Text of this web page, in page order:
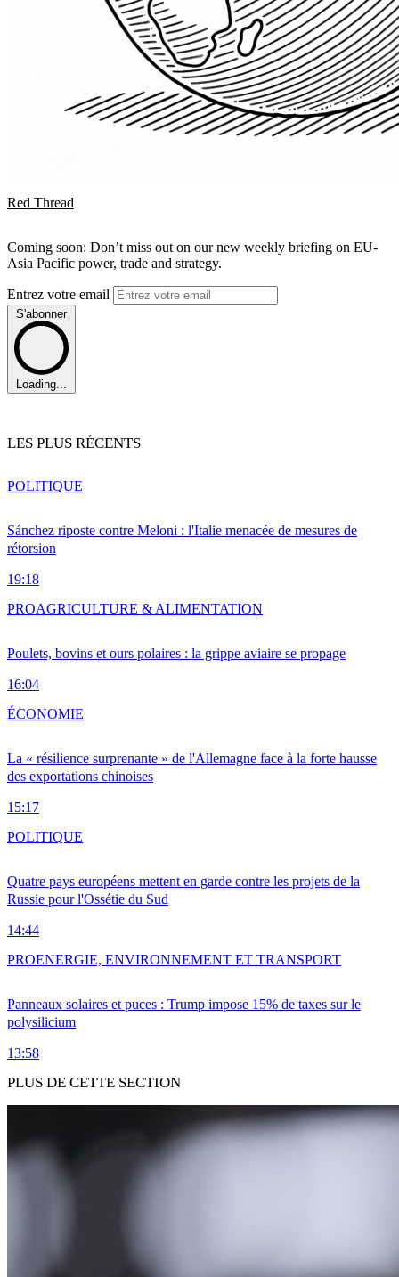
Red Thread
Coming soon: Don’t miss out on our new weekly briefing on EU-
Asia Pacific power, trade and strategy.
Entrez votre email
S'abonner
Loading...
LES PLUS RÉCENTS
Sánchez riposte contre Meloni : l'Italie menacée de mesures de
rétorsion
19:18
POLITIQUE
Poulets, bovins et ours polaires : la grippe aviaire se propage
16:04
PROAGRICULTURE & ALIMENTATION
La « résilience surprenante » de l'Allemagne face à la forte hausse
des exportations chinoises
15:17
ÉCONOMIE
Quatre pays européens mettent en garde contre les projets de la
Russie pour l'Ossétie du Sud
14:44
POLITIQUE
Panneaux solaires et puces : Trump impose 15% de taxes sur le
polysilicium
13:58
PROENERGIE, ENVIRONNEMENT ET TRANSPORT
PLUS DE CETTE SECTION